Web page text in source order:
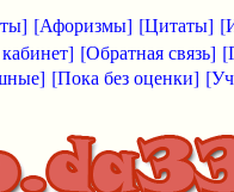
[Афоризмы] [Цитаты]
[Обратная связь]
[Пока без оценки]